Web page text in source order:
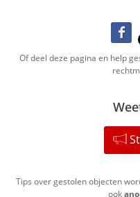
Of deel deze pagina en help
Tips over gestolen objecten
ook